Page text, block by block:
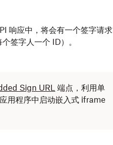
响应中，将会有一个签字请求
签字人一个 ID）。
Sign URL端点，利用单
用程序中启动嵌入式 iframe